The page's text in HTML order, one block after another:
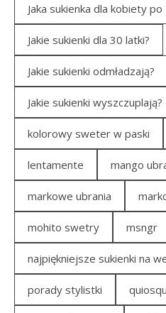
Jaka sukienka dla kobiety po
Jakie sukienki dla 30 latki?
Jakie sukienki odmładzają?
Jakie sukienki wyszczuplają?
kolorowy sweter w paski
lentamente mango
markowe ubrania
mohito swetry msngr
najpiękniejsze sukienki na
porady stylistki